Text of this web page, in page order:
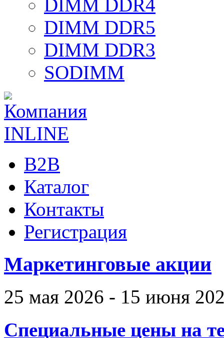
DIMM DDR4
DIMM DDR5
DIMM DDR3
SODIMM
B2B
Каталог
Контакты
Регистрация
Маркетинговые акции
25 мая 2026 - 15 июня
Специальные цены на